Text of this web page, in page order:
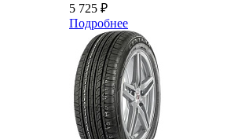
5 725 ₽
Подробнее